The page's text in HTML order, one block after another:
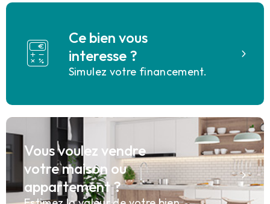
Ce bien vous
interesse ?
Simulez votre financement.
Vous voulez vendre
votre maison ou
appartement ?